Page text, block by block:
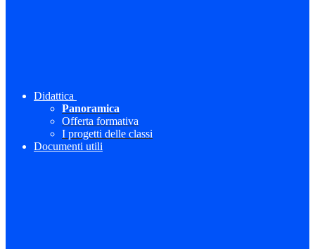
Didattica
Panoramica
Offerta formativa
I progetti delle classi
Documenti utili